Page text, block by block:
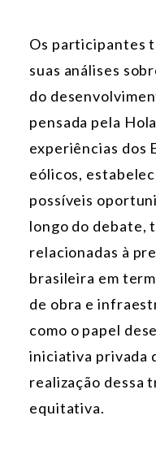
Os participantes
suas análises
do
pensada pela
experiências dos
eólicos,
possíveis
longo do debate,
relacionadas à
brasileira em
de obra e
como o papel
iniciativa privada
realização dessa
equitativa.